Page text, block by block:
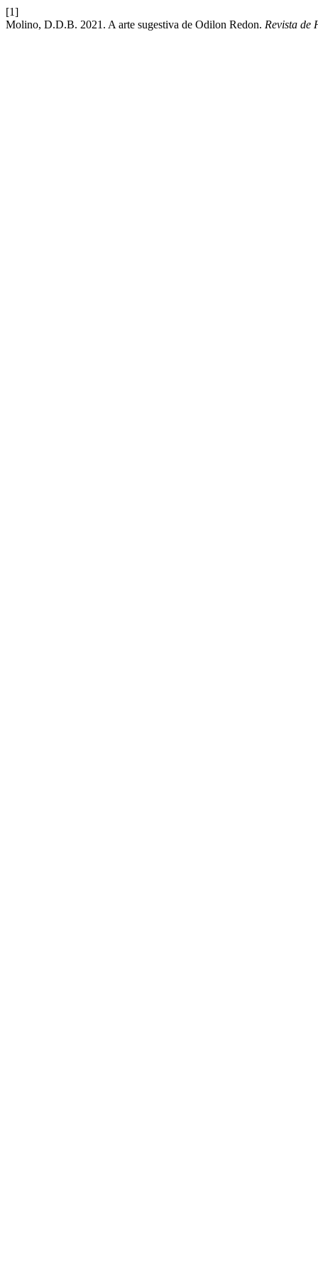
[1]
Molino, D.D.B. 2021. A arte sugestiva de Odilon Redon. Revista de